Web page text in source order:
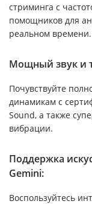
стриминга с
помощников для
реальном времени.
Мощный звук и
Почувствуйте
динамикам с
Sound, а также
вибрации.
Поддержка
Gemini:
Воспользуйтесь